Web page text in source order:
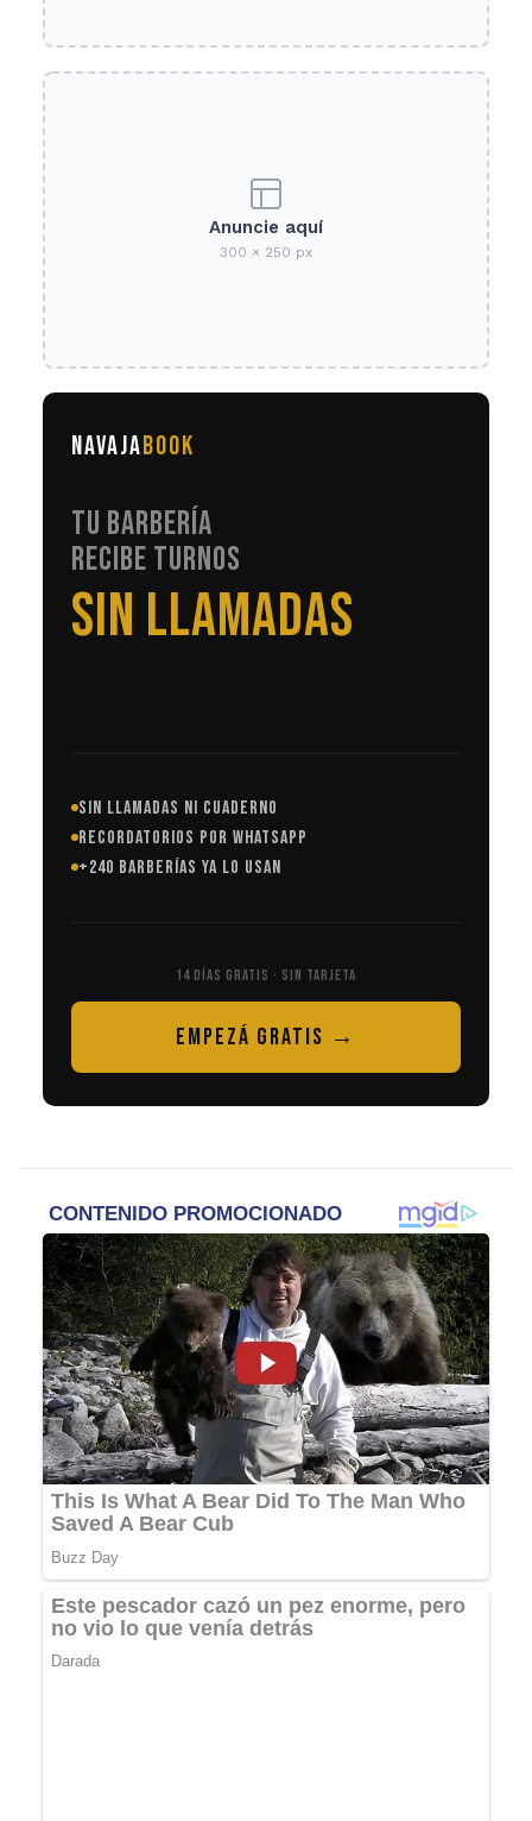
Anuncie aquí
300 × 250 px
NAVAJABOOK
TU BARBERÍA
RECIBE TURNOS
EN AUTOMÁTICO
SIN LLAMADAS NI CUADERNO
RECORDATORIOS POR WHATSAPP
+240 BARBERÍAS YA LO USAN
14 DÍAS GRATIS · SIN TARJETA
EMPEZÁ GRATIS →